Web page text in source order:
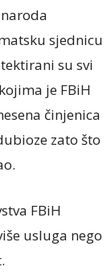
sjednicu
su svi
je FBiH
činjenica
zato što
FBiH
usluga nego